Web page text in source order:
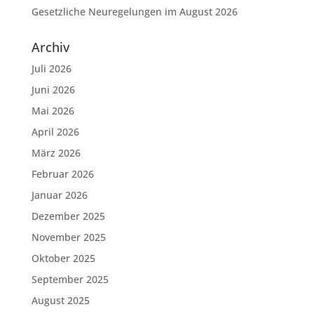
Gesetzliche Neuregelungen im August 2026
Archiv
Juli 2026
Juni 2026
Mai 2026
April 2026
März 2026
Februar 2026
Januar 2026
Dezember 2025
November 2025
Oktober 2025
September 2025
August 2025